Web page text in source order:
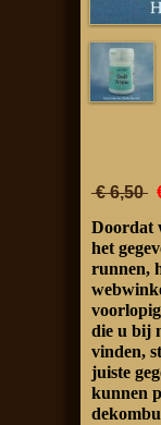
€ 6,50
Doordat
het
runnen,
die u bij
vinden,
juiste
kunnen